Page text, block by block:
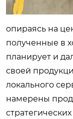
опираясь на
полученные в
планирует и
своей
локального
намерены